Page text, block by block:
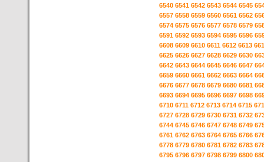
6540 6541 6542 6543 6544 6545
6557 6558 6559 6560 6561 6562
6574 6575 6576 6577 6578 6579
6591 6592 6593 6594 6595 6596
6608 6609 6610 6611 6612 6613
6625 6626 6627 6628 6629 6630
6642 6643 6644 6645 6646 6647
6659 6660 6661 6662 6663 6664
6676 6677 6678 6679 6680 6681
6693 6694 6695 6696 6697 6698
6710 6711 6712 6713 6714 6715
6727 6728 6729 6730 6731 6732
6744 6745 6746 6747 6748 6749
6761 6762 6763 6764 6765 6766
6778 6779 6780 6781 6782 6783
6795 6796 6797 6798 6799 6800